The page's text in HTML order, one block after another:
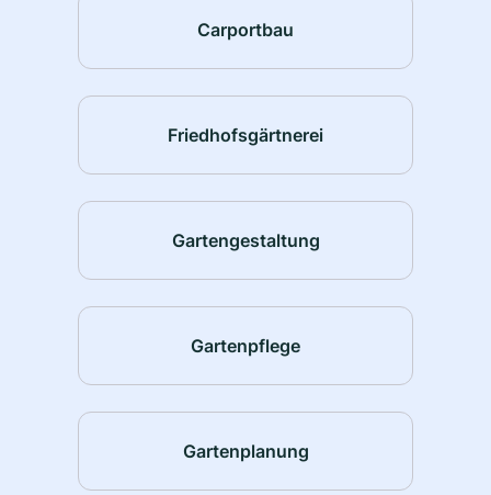
Carportbau
Friedhofsgärtnerei
Gartengestaltung
Gartenpflege
Gartenplanung